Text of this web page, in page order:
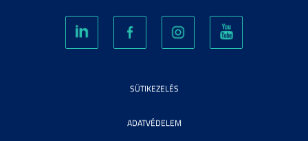
SÜTIKEZELÉS
ADATVÉDELEM